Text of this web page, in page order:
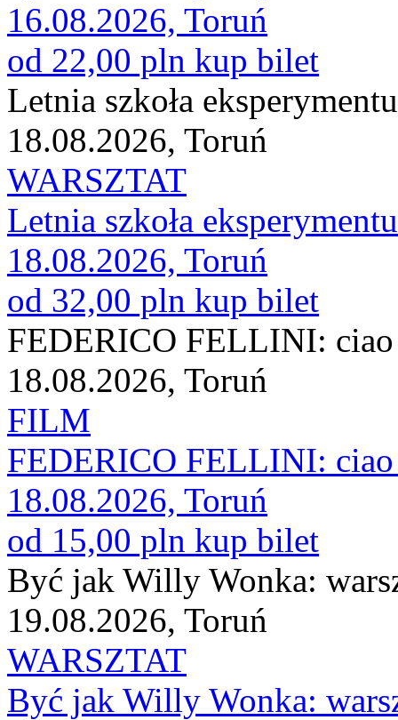
16.08.2026, Toruń
od 22,00 pln kup bilet
Letnia szkoła
18.08.2026, Toruń
WARSZTAT
Letnia szkoła
18.08.2026, Toruń
od 32,00 pln kup bilet
FEDERICO FELLINI:
18.08.2026, Toruń
FILM
FEDERICO FELLINI:
18.08.2026, Toruń
od 15,00 pln kup bilet
Być jak Willy Wonka:
19.08.2026, Toruń
WARSZTAT
Być jak Willy Wonka: